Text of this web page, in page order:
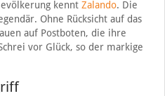
kennt Zalando. Die
Ohne Rücksicht auf das
auf Postboten, die ihre
vor Glück, so der markige